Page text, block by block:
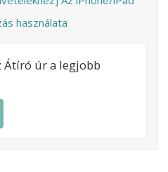
használata
Átíró úr a legjobb